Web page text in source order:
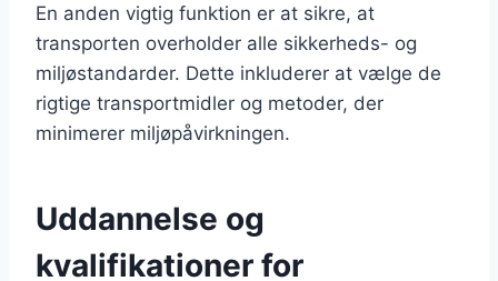
En anden vigtig funktion er at sikre, at
transporten overholder alle sikkerheds- og
miljøstandarder. Dette inkluderer at vælge de
rigtige transportmidler og metoder, der
minimerer miljøpåvirkningen.
Uddannelse og
kvalifikationer for